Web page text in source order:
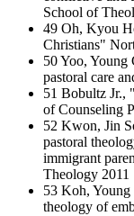
School of
49 Oh, Kyou
Christians"
50 Yoo,
pastoral care
51 Bobultz Jr.,
of Counseling
52 Kwon, Jin
pastoral
immigrant
Theology 2011
53 Koh, Young
theology of